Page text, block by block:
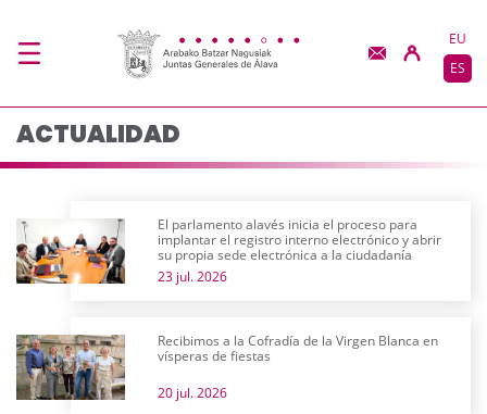
Actualidad - JJGG-
EU
ES
ACTUALIDAD
El parlamento alavés inicia el proceso para
implantar el registro interno electrónico y abrir
su propia sede electrónica a la ciudadanía
23 jul. 2026
Recibimos a la Cofradía de la Virgen Blanca en
vísperas de fiestas
20 jul. 2026